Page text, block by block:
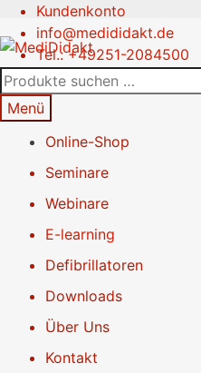
Kundenkonto
info@medididakt.de
Tel.: +49251-2084500
Zur
Navigation
springen
Springe
zum
Inhalt
Suchen
nach:
Menü
Online-Shop
Seminare
Webinare
E-learning
Defibrillatoren
Downloads
Über Uns
Kontakt